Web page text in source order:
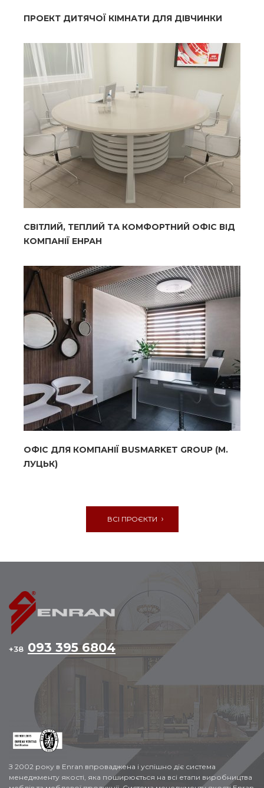
ПРОЕКТ ДИТЯЧОЇ КІМНАТИ ДЛЯ ДІВЧИНКИ
СВІТЛИЙ, ТЕПЛИЙ ТА КОМФОРТНИЙ ОФІС ВІД
КОМПАНІЇ ЕНРАН
OФІС ДЛЯ КОМПАНІЇ BUSMARKET GROUP (М.
ЛУЦЬК)
ВСІ ПРОЄКТИ
+38 093 395 6804
З 2002 року в Enran впроваджена і успішно діє система
менеджменту якості, яка поширюється на всі етапи виробництва